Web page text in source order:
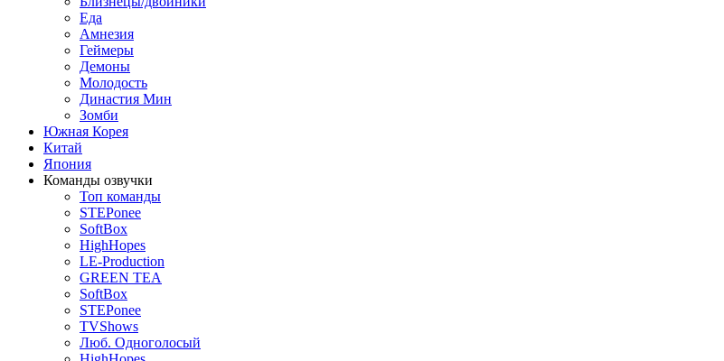
Еда
Амнезия
Геймеры
Демоны
Молодость
Династия Мин
Зомби
Южная Корея
Китай
Япония
Команды озвучки
Топ команды
STEPonee
SoftBox
HighHopes
LE-Production
GREEN TEA
SoftBox
STEPonee
TVShows
Люб. Одноголосый